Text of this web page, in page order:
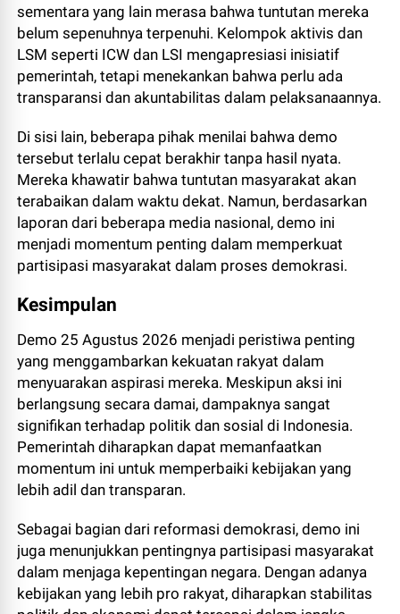
sementara yang lain merasa bahwa tuntutan mereka
belum sepenuhnya terpenuhi. Kelompok aktivis dan
LSM seperti ICW dan LSI mengapresiasi inisiatif
pemerintah, tetapi menekankan bahwa perlu ada
transparansi dan akuntabilitas dalam pelaksanaannya.
Di sisi lain, beberapa pihak menilai bahwa demo
tersebut terlalu cepat berakhir tanpa hasil nyata.
Mereka khawatir bahwa tuntutan masyarakat akan
terabaikan dalam waktu dekat. Namun, berdasarkan
laporan dari beberapa media nasional, demo ini
menjadi momentum penting dalam memperkuat
partisipasi masyarakat dalam proses demokrasi.
Kesimpulan
Demo 25 Agustus 2026 menjadi peristiwa penting
yang menggambarkan kekuatan rakyat dalam
menyuarakan aspirasi mereka. Meskipun aksi ini
berlangsung secara damai, dampaknya sangat
signifikan terhadap politik dan sosial di Indonesia.
Pemerintah diharapkan dapat memanfaatkan
momentum ini untuk memperbaiki kebijakan yang
lebih adil dan transparan.
Sebagai bagian dari reformasi demokrasi, demo ini
juga menunjukkan pentingnya partisipasi masyarakat
dalam menjaga kepentingan negara. Dengan adanya
kebijakan yang lebih pro rakyat, diharapkan stabilitas